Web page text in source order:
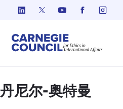
跳至内容
丹尼尔-奥特曼